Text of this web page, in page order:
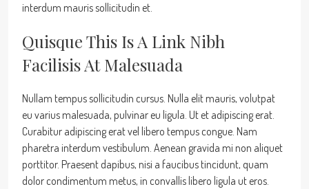
interdum mauris sollicitudin et.
Quisque This Is A Link Nibh
Facilisis At Malesuada
Nullam tempus sollicitudin cursus. Nulla elit mauris, volutpat
eu varius malesuada, pulvinar eu ligula. Ut et adipiscing erat.
Curabitur adipiscing erat vel libero tempus congue. Nam
pharetra interdum vestibulum. Aenean gravida mi non aliquet
porttitor. Praesent dapibus, nisi a faucibus tincidunt, quam
dolor condimentum metus, in convallis libero ligula ut eros.